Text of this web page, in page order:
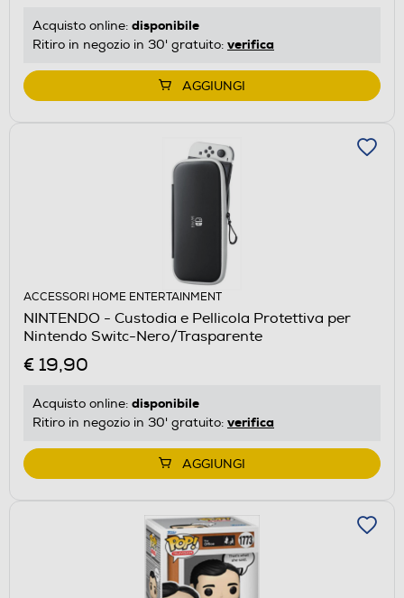
Acquisto online: disponibile
Ritiro in negozio in 30' gratuito: verifica
AGGIUNGI
ACCESSORI HOME ENTERTAINMENT
NINTENDO - Custodia e Pellicola Protettiva per
Nintendo Switc-Nero/Trasparente
€ 19,90
Acquisto online: disponibile
Ritiro in negozio in 30' gratuito: verifica
AGGIUNGI